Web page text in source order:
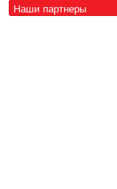
Наши партнеры